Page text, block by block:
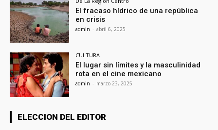
El fracaso hídrico de una república
en crisis
admin - abril 6, 2025
CULTURA
El lugar sin límites y la masculinidad
rota en el cine mexicano
admin - marzo 23, 2025
ELECCION DEL EDITOR